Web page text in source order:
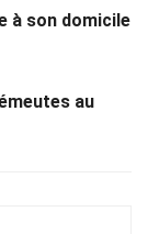
à son domicile
au